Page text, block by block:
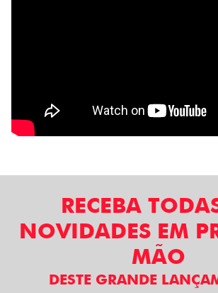
RECEBA
NOVIDADES EM
MÃO
DESTE GRANDE